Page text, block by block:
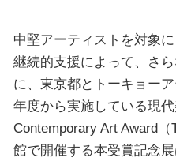
中堅アーティストを対象
継続的支援によって、さ
に、東京都とトーキョー
年度から実施している現
Contemporary Art Award
館で開催する本受賞記念